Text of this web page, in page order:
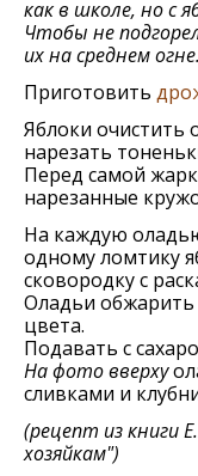
как в школе, но с
Чтобы не
их на среднем огне.
Приготовить
Яблоки очистить
нарезать
Перед самой
нарезанные
На каждую
одному ломтику
сковородку с
Оладьи обжарить
цвета.
Подавать с
На фото вверху
сливками и
(рецепт из книги
хозяйкам")